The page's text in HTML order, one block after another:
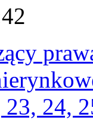
24,